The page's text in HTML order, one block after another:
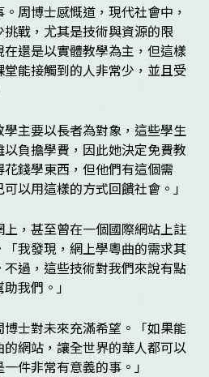
周博士感慨道，現代社會中，
戰，尤其是技術與資源的限
還是以實體教學為主，但這樣
能接觸到的人非常少，並且受
主要以長者為對象，這些學生
負擔學費，因此她決定免費教
錢學東西，但他們有這個需
以用這樣的方式回饋社會。」
，甚至曾在一個國際網站上註
我發現，網上學粵曲的需求其
過，這些技術對我們來說有點
我們。」
士對未來充滿希望。「如果能
網站，讓全世界的華人都可以
件非常有意義的事。」